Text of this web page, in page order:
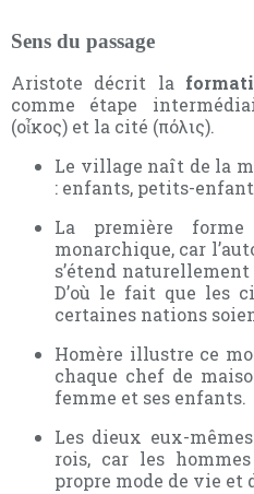
Sens du passage
Aristote décrit la
comme étape
(οἶκος) et la cité (πόλις).
Le village naît de la
: enfants, petits-
La première
monarchique, car
s’étend
D’où le fait que les
certaines nations
Homère illustre ce
chaque chef de
femme et ses enfants.
Les dieux eux-
rois, car les
propre mode de vie et